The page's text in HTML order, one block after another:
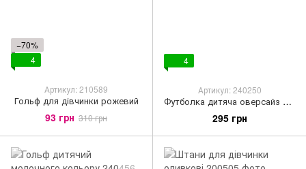
−70%
4
Артикул: 210589
Гольф для дівчинки рожевий
93 грн 310 грн
4
Артикул: 240250
Футболка дитяча оверсайз у кольорі морозний блакитний
295 грн